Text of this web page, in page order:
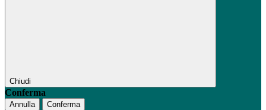
Chiudi
Conferma
Annulla Conferma